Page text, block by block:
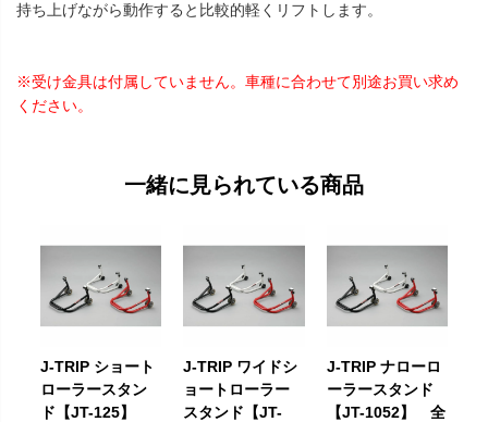
持ち上げながら動作すると比較的軽くリフトします。
※受け金具は付属していません。車種に合わせて別途お買い求め
ください。
一緒に見られている商品
J-TRIP ショート
ローラースタン
ド【JT-125】
J-TRIP ワイドシ
ョートローラー
スタンド【JT-
J-TRIP ナローロ
ーラースタンド
【JT-1052】 全